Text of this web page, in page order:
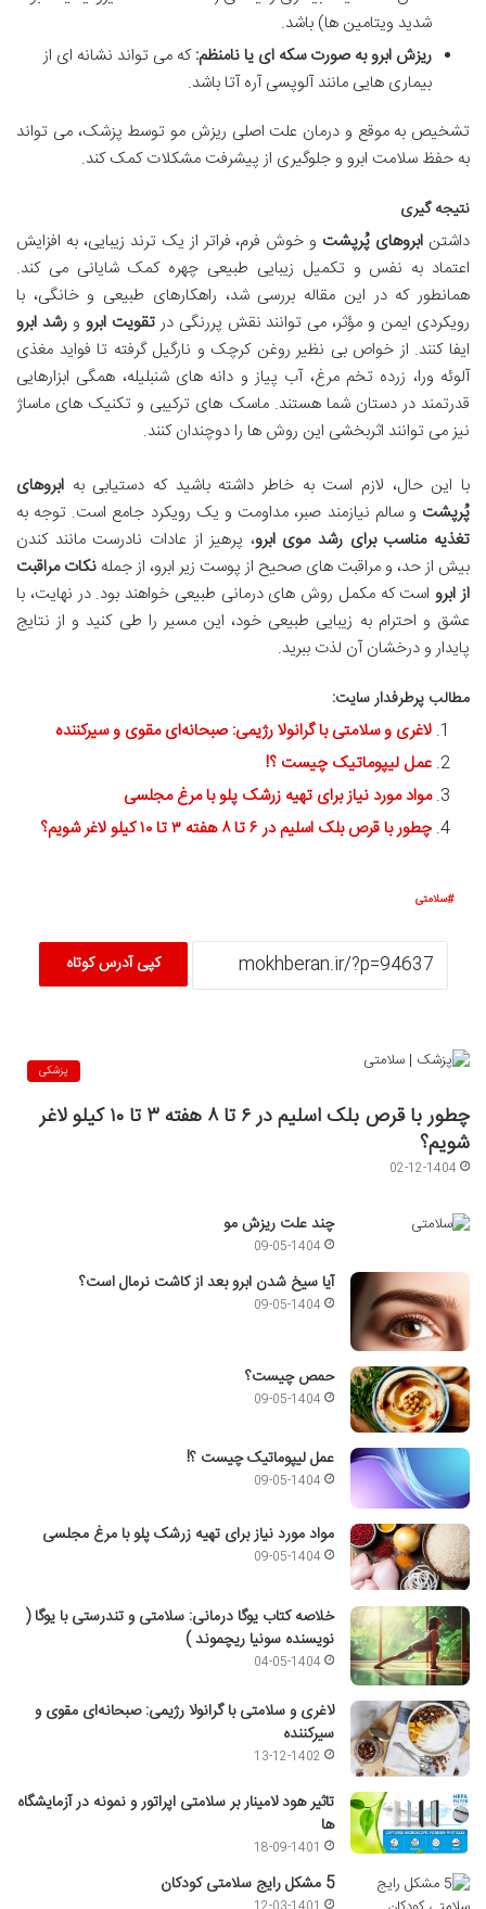
شدید ویتامین ها) باشد.
ریزش ابرو به صورت سکه ای یا نامنظم:که می تواند نشانه ای از
بیماری هایی مانند آلوپسی آره آتا باشد.
تشخیص به موقع و درمان علت اصلی ریزش مو توسط پزشک، می تواند
به حفظ سلامت ابرو و جلوگیری از پیشرفت مشکلات کمک کند.
نتیجه گیری
داشتن ابروهای پُرپشت و خوش فرم، فراتر از یک ترند زیبایی، به افزایش
اعتماد به نفس و تکمیل زیبایی طبیعی چهره کمک شایانی می کند.
همانطور که در این مقاله بررسی شد، راهکارهای طبیعی و خانگی، با
رویکردی ایمن و مؤثر، می توانند نقش پررنگی درتقویت ابرو ورشد ابرو
ایفا کنند. از خواص بی نظیر روغن کرچک و نارگیل گرفته تا فواید مغذی
آلوئه ورا، زرده تخم مرغ، آب پیاز و دانه های شنبلیله، همگی ابزارهایی
قدرتمند در دستان شما هستند. ماسک های ترکیبی و تکنیک های ماساژ
نیز می توانند اثربخشی این روش ها را دوچندان کنند.
با این حال، لازم است به خاطر داشته باشید که دستیابی به ابروهای
پُرپشت و سالم نیازمند صبر، مداومت و یک رویکرد جامع است. توجه به
تغذیه مناسب برای رشد موی ابرو، پرهیز از عادات نادرست مانند کندن
بیش از حد، و مراقبت های صحیح از پوست زیر ابرو، از جمله نکات مراقبت
از ابرو است که مکمل روش های درمانی طبیعی خواهند بود. در نهایت، با
عشق و احترام به زیبایی طبیعی خود، این مسیر را طی کنید و از نتایج
پایدار و درخشان آن لذت ببرید.
مطالب پرطرفدار سایت:
لاغری و سلامتی با گرانولا رژیمی: صبحانه‌ای مقوی و سیرکننده
عمل لیپوماتیک چیست ؟!
مواد مورد نیاز برای تهیه زرشک پلو با مرغ مجلسی
چطور با قرص بلک اسلیم در ۶ تا ۸ هفته ۳ تا ۱۰ کیلو لاغر شویم؟
سلامتی
کپی آدرس کوتاه
پزشکی
چطور با قرص بلک اسلیم در ۶ تا ۸ هفته ۳ تا ۱۰ کیلو لاغر
شویم؟
02-12-1404
چند علت ریزش مو
09-05-1404
آیا سیخ شدن ابرو بعد از کاشت نرمال است؟
09-05-1404
حمص چیست؟
09-05-1404
عمل لیپوماتیک چیست ؟!
09-05-1404
مواد مورد نیاز برای تهیه زرشک پلو با مرغ مجلسی
09-05-1404
خلاصه کتاب یوگا درمانی: سلامتی و تندرستی با یوگا (
نویسنده سونیا ریچموند )
04-05-1404
لاغری و سلامتی با گرانولا رژیمی: صبحانه‌ای مقوی و
سیرکننده
13-12-1402
تاثیر هود لامینار بر سلامتی اپراتور و نمونه در آزمایشگاه
ها
18-09-1401
5 مشکل رایج سلامتی کودکان